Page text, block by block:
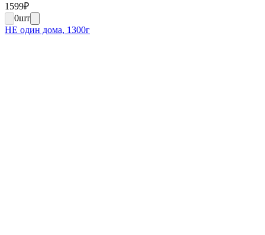
1599₽
0шт
НЕ один дома, 1300г